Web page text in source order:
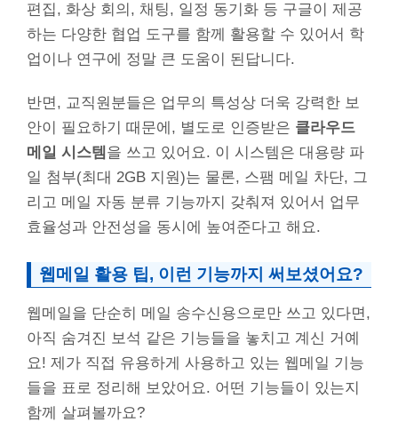
편집, 화상 회의, 채팅, 일정 동기화 등 구글이 제공
하는 다양한 협업 도구를 함께 활용할 수 있어서 학
업이나 연구에 정말 큰 도움이 된답니다.
반면, 교직원분들은 업무의 특성상 더욱 강력한 보
안이 필요하기 때문에, 별도로 인증받은 클라우드
메일 시스템 을 쓰고 있어요. 이 시스템은 대용량 파
일 첨부(최대 2GB 지원)는 물론, 스팸 메일 차단, 그
리고 메일 자동 분류 기능까지 갖춰져 있어서 업무
효율성과 안전성을 동시에 높여준다고 해요.
웹메일 활용 팁, 이런 기능까지 써보셨어요?
웹메일을 단순히 메일 송수신용으로만 쓰고 있다면,
아직 숨겨진 보석 같은 기능들을 놓치고 계신 거예
요! 제가 직접 유용하게 사용하고 있는 웹메일 기능
들을 표로 정리해 보았어요. 어떤 기능들이 있는지
함께 살펴볼까요?